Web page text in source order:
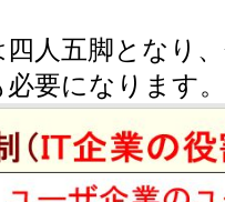
人五脚となり
要になります。